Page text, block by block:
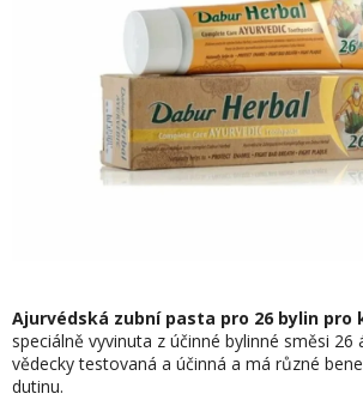
Ajurvédská zubní pasta pro 26 bylin pro
speciálně vyvinuta z účinné bylinné směsi 26
vědecky testovaná a účinná a má různé
dutinu.